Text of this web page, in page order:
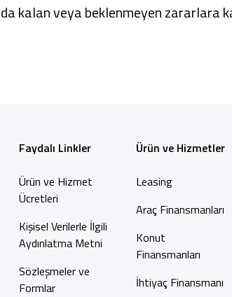
kalan veya beklenmeyen zararlara
Faydalı Linkler
Ürün ve Hizmet
Ücretleri
Kişisel Verilerle İlgili
Aydınlatma Metni
Sözleşmeler ve
Formlar
Ürün ve Hizmetler
Leasing
Araç Finansmanları
Konut
Finansmanları
İhtiyaç Finansmanı